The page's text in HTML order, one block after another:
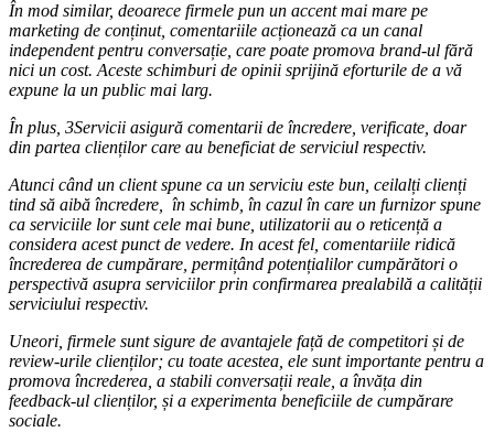
În mod similar, deoarece firmele pun un accent mai mare pe
marketing de conținut, comentariile acționează ca un canal
independent pentru conversație, care poate promova brand-ul fără
nici un cost. Aceste schimburi de opinii sprijină eforturile de a vă
expune la un public mai larg.
În plus, 3Servicii asigură comentarii de încredere, verificate, doar
din partea clienților care au beneficiat de serviciul respectiv.
Atunci când un client spune ca un serviciu este bun, ceilalți clienți
tind să aibă încredere, în schimb , în cazul în care un furnizor spune
ca serviciile lor sunt cele mai bune, utilizatorii au o reticență a
considera acest punct de vedere. In acest fel, comentariile ridică
încrederea de cumpărare, permițând potențialilor cumpărători o
perspectivă asupra serviciilor prin confirmarea prealabilă a calității
serviciului respectiv.
Uneori, firmele sunt sigure de avantajele față de competitori și de
review-urile clienților; cu toate acestea, ele sunt importante pentru a
promova încrederea, a stabili conversații reale, a învăța din
feedback-ul clienților, și a experimenta beneficiile de cumpărare
sociale.